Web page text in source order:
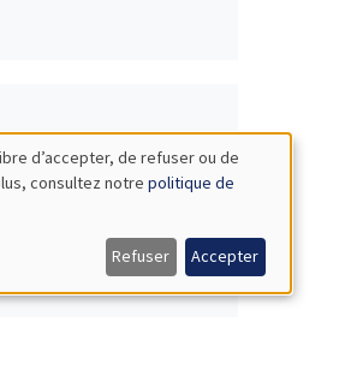
d’accepter, de refuser ou de
consultez notre politique de
Refuser Accepter